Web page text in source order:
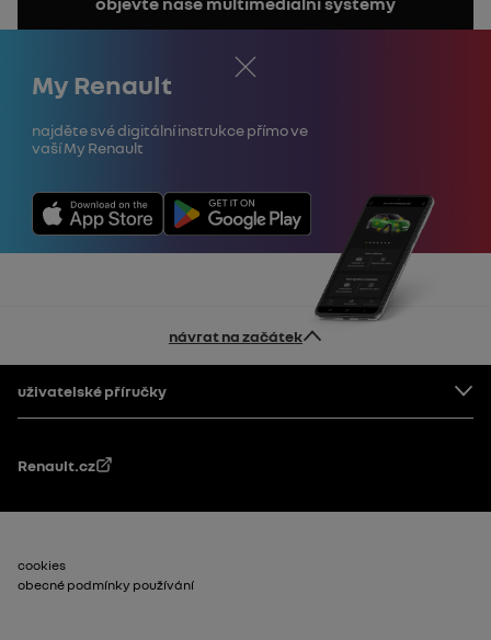
manuál
Zavřít
My Renault
Najděte své digitální instrukce přímo ve
vaší My Renault
návrat na začátek
Patička
uživatelské příručky
Renault.cz
Patička_2
cookies
obecné podmínky používání